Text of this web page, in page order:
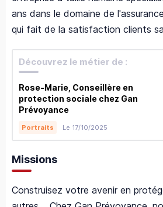
ans dans le domaine de
qui fait de la satisfaction clients
Découvrez le métier de :
Rose-Marie, Conseillère en
protection sociale chez Gan
Prévoyance
Portraits Le 17/10/2025
Missions
Construisez votre avenir en